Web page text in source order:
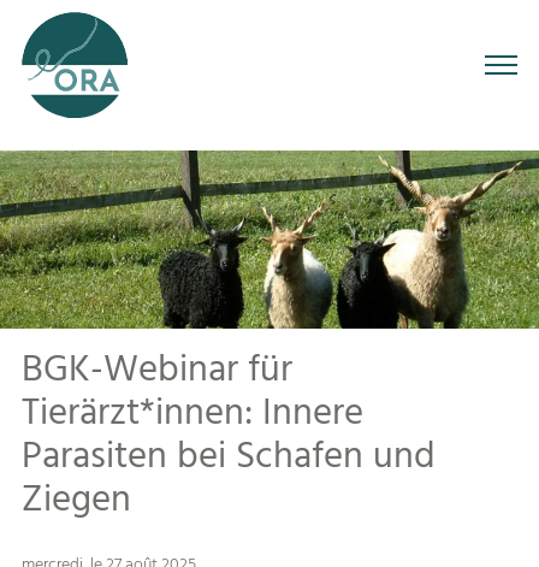
BGK-Webinar für
Tierärzt*innen: Innere
Parasiten bei Schafen und
Ziegen